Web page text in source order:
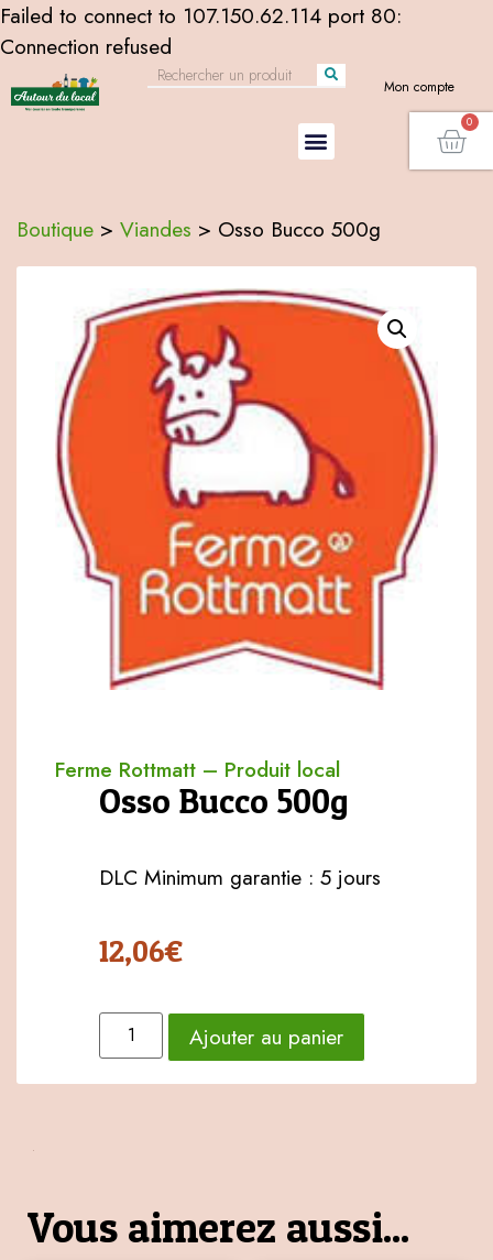
Failed to connect to 107.150.62.114 port 80:
Connection refused
Mon compte
Boutique > Viandes > Osso Bucco 500g
Ferme Rottmatt – Produit local
Osso Bucco 500g
DLC Minimum garantie : 5 jours
12,06€
Ajouter au panier
Vous aimerez aussi...